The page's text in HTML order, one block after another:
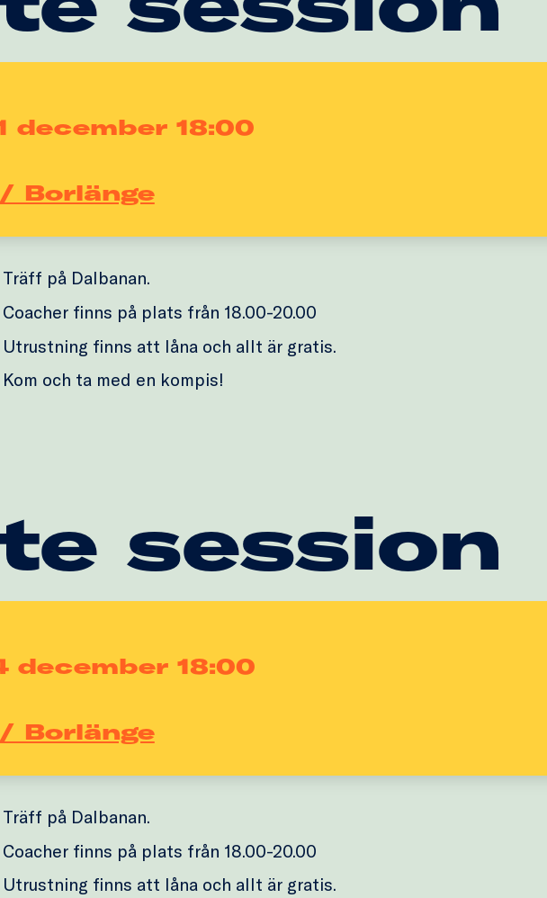
december 18:00
/ Borlänge
Träff på Dalbanan.
Coacher finns på plats från 18.00-20.00
Utrustning finns att låna och allt är gratis.
Kom och ta med en kompis!
session
december 18:00
/ Borlänge
Träff på Dalbanan.
Coacher finns på plats från 18.00-20.00
Utrustning finns att låna och allt är gratis.